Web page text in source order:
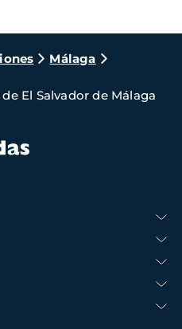
Málaga
El Salvador de Málaga